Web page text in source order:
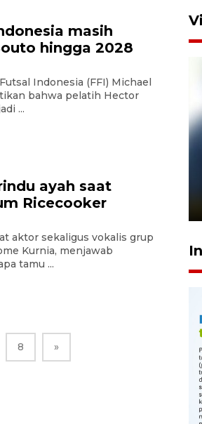
masih
hingga 2028
Indonesia (FFI) Michael
bahwa pelatih Hector
...
ayah saat
Ricecooker
aktor sekaligus vokalis grup
Kurnia, menjawab
tamu ...
8 »
8 tahan?
05:47